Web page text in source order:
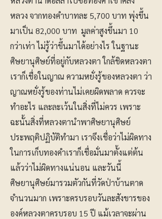
หลวง จากทองคำบาทละ 5,700 บาท พุ่งขึ้น
มาเป็น 82,000 บาท มูลค่าสูงขึ้นมา 10
กว่าเท่า ไม่รู้ว่าขึ้นมาได้อย่างไร ในฐานะ
ศิษยานุศิษย์ที่อยู่กับหลวงตา ใกล้ชิดหลวงตา
เราก็เชื่อในญาณ ความหยั่งรู้ของหลวงตา ว่า
ญาณหยั่งรู้ของท่านไม่เคยผิดพลาด ควรจะ
ทำอะไร และละเว้นในสิ่งที่ไม่ควร เพราะ
ฉะนั้นสิ่งที่หลวงตานำพาศิษยานุศิษย์
ประพฤติปฏิบัติทำมา เราจึงเชื่อว่าไม่ผิดทาง
ในการเก็บทองคำเราก็เชื่อมั่นมาตั้งแต่ต้น
แล้วว่าไม่ผิดทางแน่นอน และวันนี้
ศิษยานุศิษย์มารวมตัวกันที่วัดป่าบ้านตาด
จำนวนมาก เพราะครบรอบวันละสังขารของ
องค์หลวงตาครบรอบ 15 ปี แม้เวลาจะผ่าน